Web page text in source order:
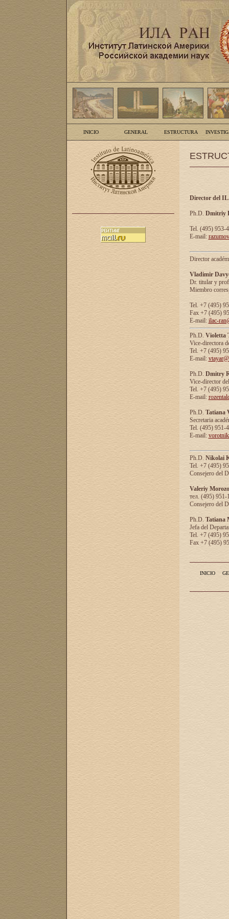
INICIO GENERAL ESTRUCTURA
Director del
Ph.D. Dmitriy
Tel. (495) 953-
E-mail:
Director
Vladimir
Dr. titular y
Miembro
Tel. +7 (495)
Fax +7 (495)
E-mail: ilac-
Ph.D. Violetta
Vice-directora
Tel. +7 (495)
E-mail:
Ph.D. Dmitry
Vice-director
Tel. +7 (495)
E-mail:
Ph.D. Tatiana
Secretaria
Tel. (495) 951-
E-mail:
Ph.D. Nikolai
Tel. +7 (495)
Consejero del
Valeriy
тел. (495) 951-
Consejero del
Ph.D. Tatiana
Jefa del
Tel. +7 (495)
Fax +7 (495)
INICIO